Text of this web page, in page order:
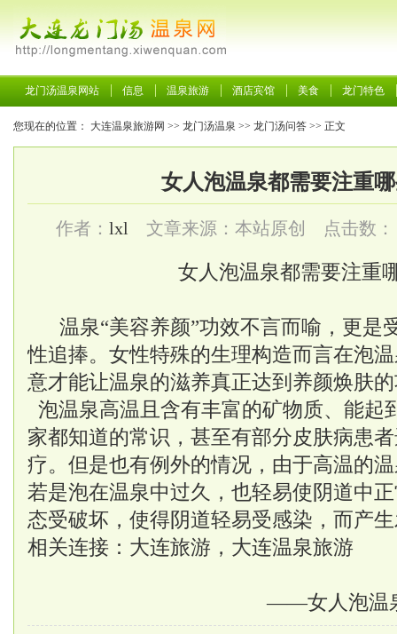
龙门汤温泉网站 信息 温泉旅游 酒店宾馆 美食 龙门特色
您现在的位置： 大连温泉旅游网 >> 龙门汤温泉 >> 龙门汤问答 >> 正文
女人泡温泉都需要注重
作者： lxl 文章来源：本站原创 点击数：
女人泡温泉都需要注重
温泉“美容养颜”功效不言而喻，更是
性追捧。女性特殊的生理构造而言在泡
意才能让温泉的滋养真正达到养颜焕肤
泡温泉高温且含有丰富的矿物质、能起
家都知道的常识，甚至有部分皮肤病患
疗。但是也有例外的情况，由于高温的
若是泡在温泉中过久，也轻易使阴道中
态受破坏，使得阴道轻易受感染，而产
相关连接： 大连旅游 ， 大连温泉旅游
——女人泡温